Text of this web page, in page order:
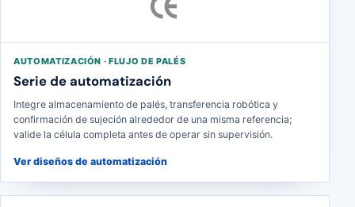
AUTOMATIZACIÓN · FLUJO DE PALÉS
Serie de automatización
Integre almacenamiento de palés, transferencia robótica y
confirmación de sujeción alrededor de una misma referencia;
valide la célula completa antes de operar sin supervisión.
Ver diseños de automatización